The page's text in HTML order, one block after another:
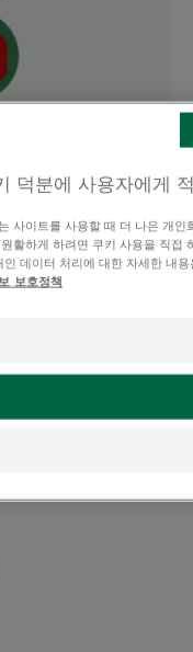
하지 않았음을 의미함
벨기에, 스페인, 프랑스, 그
스, 체코) 약국 채널 내 건
주 사용 후 소비자 만족도
있을 수 있음)
, 또는 마른 모발에
덕분에 사용자에게
사이트를 사용할 때 더 나은 개
활하게 하려면 쿠키 사용을 직접
인 데이터 처리에 대한 자세한 내
보호정책